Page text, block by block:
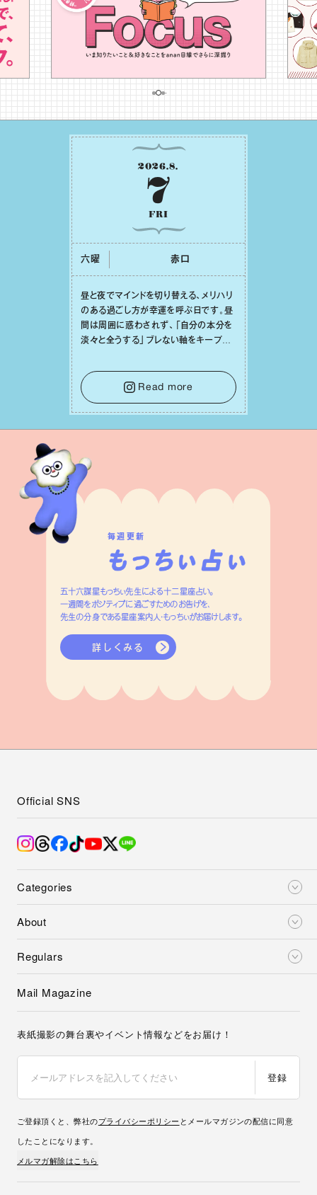
2026.8.
7
FRI
六曜 ⾚⼝
昼と夜でマインドを切り替える、メリハリ
のある過ごし⽅が幸運を呼ぶ⽇です。昼
間は周囲に惑わされず、「⾃分の本分を
淡々と全うする」ブレない軸をキープし
⾔葉に流されないよう、⼼にしっかりブ
レーキをかけること。この意識の切り替
えが、あなたに確かな安⼼感をもたらす
はずです。
Read more
毎週更新
五十六謀星もっちぃ先生による十二星座占い。
一週間をポジティブに過ごすためのお告げを、
先生の分身である星座案内人・もっちぃがお届けします。
詳しくみる
Categories
About
Regulars
Official SNS
Mail Magazine
表紙撮影の舞台裏やイベント情報などをお届け！
登録
ご登録頂くと、弊社のプライバシーポリシー とメールマガジンの配信に同意
したことになります。
メルマガ解除はこちら